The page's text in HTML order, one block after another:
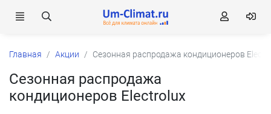
Главная Акции Сезонная распродажа кондиционеров
Сезонная распродажа
кондиционеров Electrolux